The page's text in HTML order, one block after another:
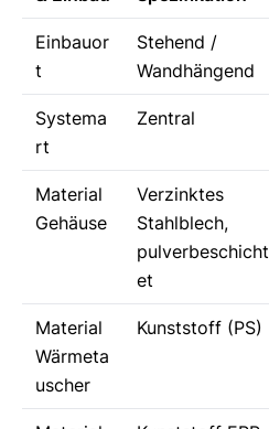
Einbauor
t
Stehend /
Wandhängend
Systema
rt
Zentral
Material
Gehäuse
Verzinktes
Stahlblech,
pulverbeschicht
et
Material
Wärmeta
uscher
Kunststoff (PS)